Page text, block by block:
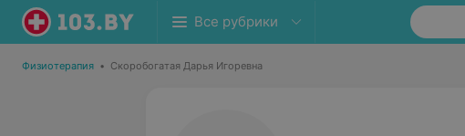
Все рубрики
Физиотерапия • Скоробогатая Дарья Игоревна